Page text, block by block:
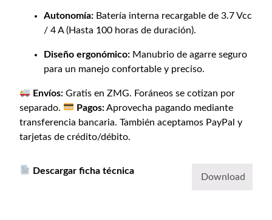
Autonomía: Batería interna recargable de 3.7 Vcc
/ 4 A (Hasta 100 horas de duración).
Diseño ergonómico: Manubrio de agarre seguro
para un manejo confortable y preciso.
Envíos: Gratis en ZMG. Foráneos se cotizan por
separado.
Pagos:Aprovecha pagando mediante
transferencia bancaria. También aceptamos PayPal y
tarjetas de crédito/débito.
Descargar ficha técnica
Download